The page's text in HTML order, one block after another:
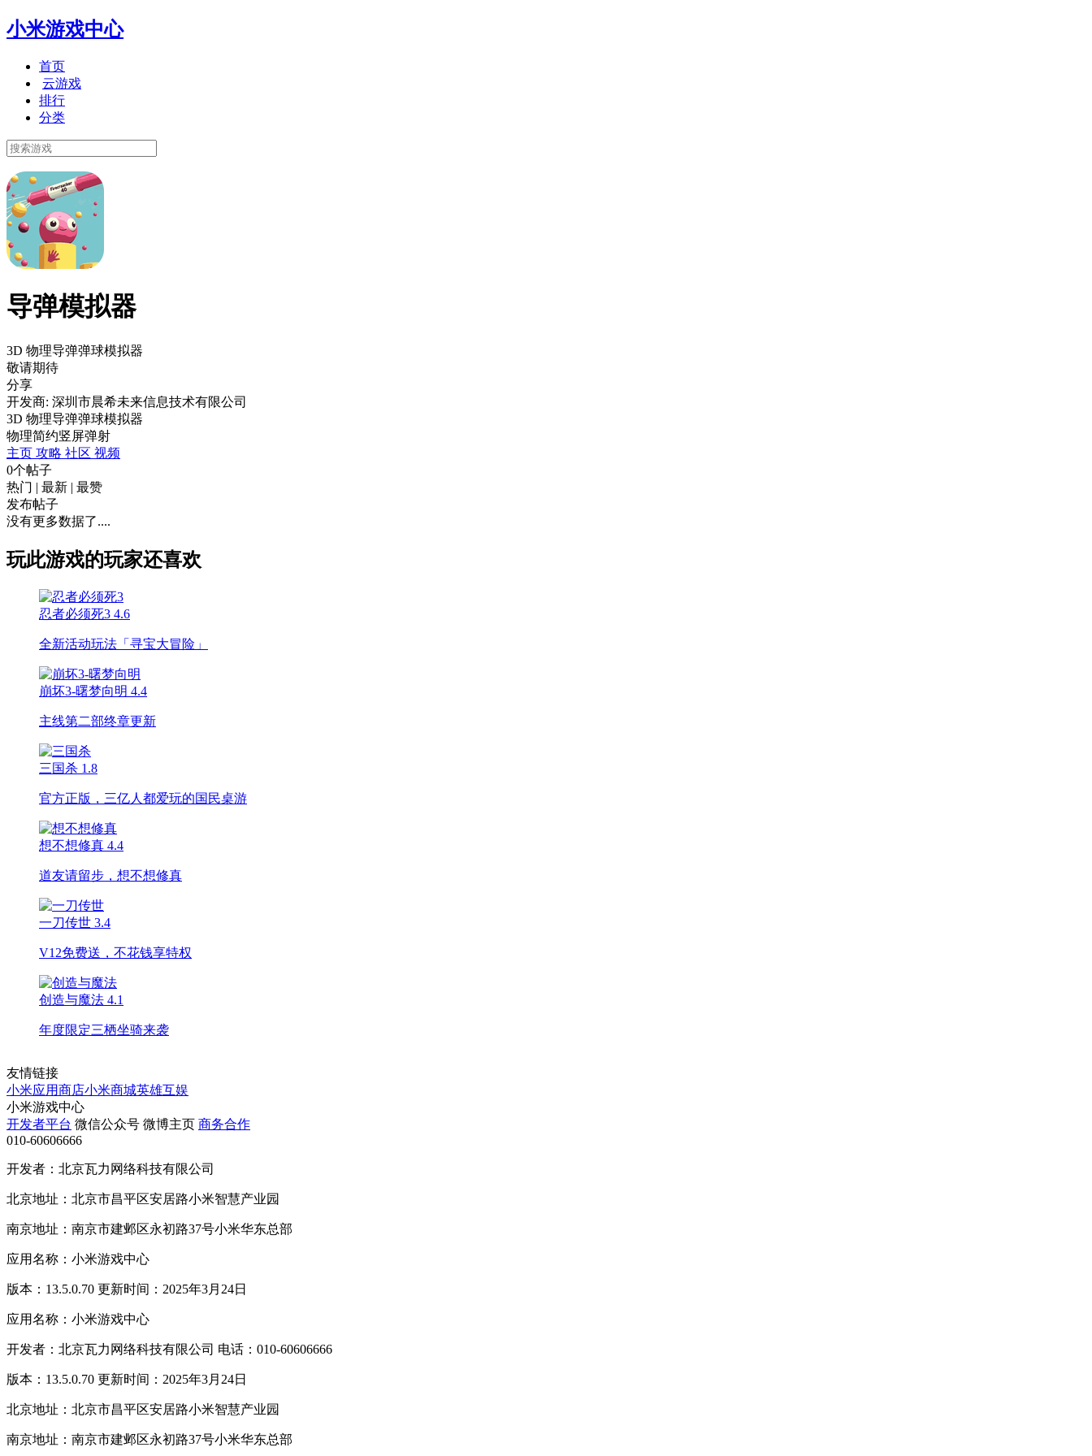
小米游戏中心
首页
云游戏
排行
分类
导弹模拟器
3D 物理导弹弹球模拟器
敬请期待
分享
开发商: 深圳市晨希未来信息技术有限公司
3D 物理导弹弹球模拟器
物理简约竖屏弹射
主页 攻略 社区 视频
0个帖子
热门 | 最新 | 最赞
发布帖子
没有更多数据了....
玩此游戏的玩家还喜欢
忍者必须死3 4.6
全新活动玩法「寻宝大冒险」
崩坏3-曙梦向明 4.4
主线第二部终章更新
三国杀 1.8
官方正版，三亿人都爱玩的国民桌游
想不想修真 4.4
道友请留步，想不想修真
一刀传世 3.4
V12免费送，不花钱享特权
创造与魔法 4.1
年度限定三栖坐骑来袭
友情链接
小米应用商店小米商城英雄互娱
小米游戏中心
开发者平台 微信公众号 微博主页 商务合作
010-60606666
开发者：北京瓦力网络科技有限公司
北京地址：北京市昌平区安居路小米智慧产业园
南京地址：南京市建邺区永初路37号小米华东总部
应用名称：小米游戏中心
版本：13.5.0.70 更新时间：2025年3月24日
应用名称：小米游戏中心
开发者：北京瓦力网络科技有限公司 电话：010-60606666
版本：13.5.0.70 更新时间：2025年3月24日
北京地址：北京市昌平区安居路小米智慧产业园
南京地址：南京市建邺区永初路37号小米华东总部